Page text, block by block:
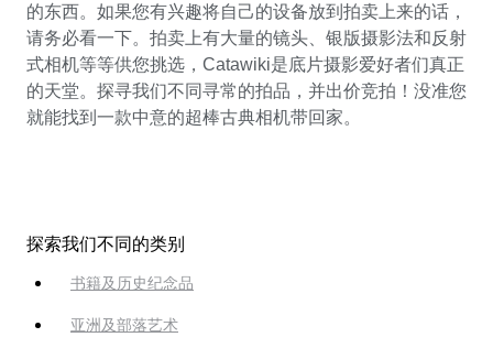
的东西。如果您有兴趣将自己的设备放到拍卖上来的话，
请务必看一下。拍卖上有大量的镜头、银版摄影法和反射
式相机等等供您挑选，Catawiki是底片摄影爱好者们真正
的天堂。探寻我们不同寻常的拍品，并出价竞拍！没准您
就能找到一款中意的超棒古典相机带回家。
探索我们不同的类别
书籍及历史纪念品
亚洲及部落艺术